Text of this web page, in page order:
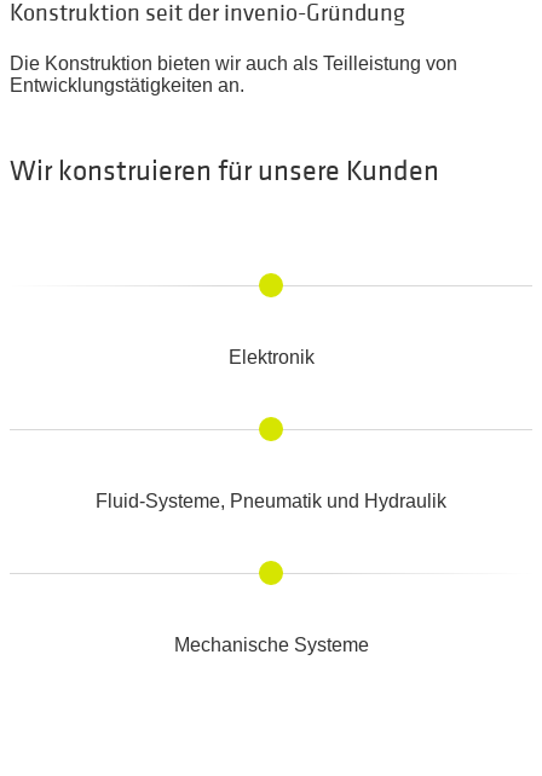
Konstruktion seit der invenio-Gründung
Die Konstruktion bieten wir auch als Teilleistung von
Entwicklungstätigkeiten an.
Wir konstruieren für unsere Kunden
Elektronik
Fluid-Systeme, Pneumatik und Hydraulik
Mechanische Systeme